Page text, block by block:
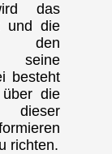
das
und die
den
seine
besteht
die
dieser
richten.